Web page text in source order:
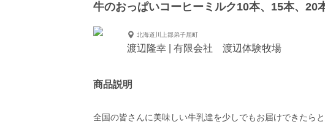
牛のおっぱいコーヒーミルク10本、15本、20
北海道川上郡弟子屈町
渡辺隆幸 | 有限会社 渡辺体験牧場
商品説明
全国の皆さんに美味しい牛乳達を少しでもお届けできたら